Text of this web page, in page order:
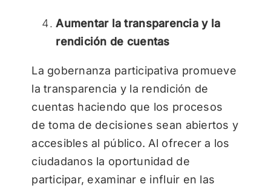
Aumentar la transparencia y la
rendición de cuentas
La gobernanza participativa promueve
la transparencia y la rendición de
cuentas haciendo que los procesos
de toma de decisiones sean abiertos y
accesibles al público. Al ofrecer a los
ciudadanos la oportunidad de
participar, examinar e influir en las